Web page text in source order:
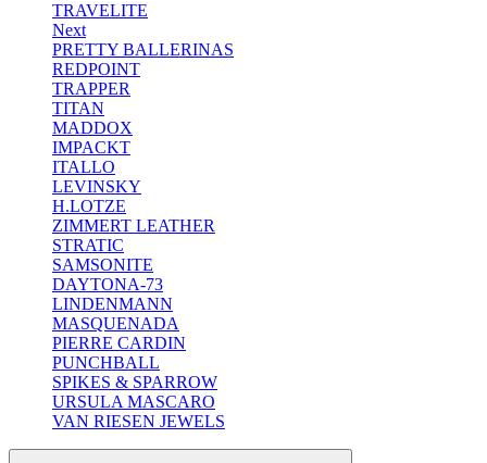
TRAVELITE
Next
PRETTY BALLERINAS
REDPOINT
TRAPPER
TITAN
MADDOX
IMPACKT
ITALLO
LEVINSKY
H.LOTZE
ZIMMERT LEATHER
STRATIC
SAMSONITE
DAYTONA-73
LINDENMANN
MASQUENADA
PIERRE CARDIN
PUNCHBALL
SPIKES & SPARROW
URSULA MASCARO
VAN RIESEN JEWELS